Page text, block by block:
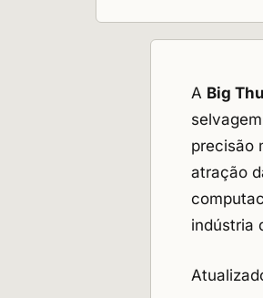
A Big
precisão
atração
indústria